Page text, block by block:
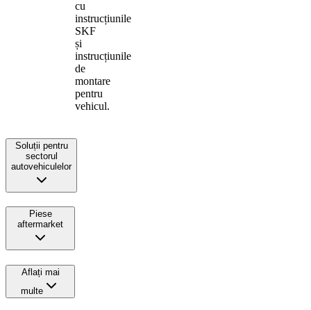
cu
instrucțiunile
SKF
și
instrucțiunile
de
montare
pentru
vehicul.
Soluții pentru
sectorul
autovehiculelor
Piese
aftermarket
Aflați mai
multe